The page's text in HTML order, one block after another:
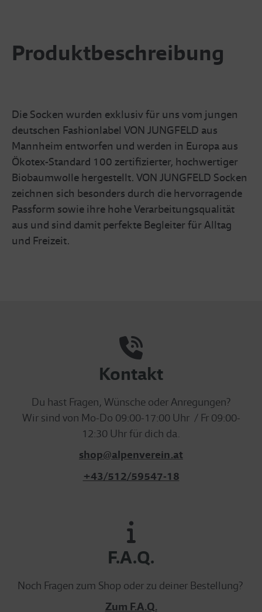
Produktbeschreibung
Die Socken wurden exklusiv für uns vom jungen
deutschen Fashionlabel VON JUNGFELD aus
Mannheim entworfen und werden in Europa aus
Ökotex-Standard 100 zertifizierter, hochwertiger
Biobaumwolle hergestellt. VON JUNGFELD Socken
zeichnen sich besonders durch die hervorragende
Passform sowie ihre hohe Verarbeitungsqualität
aus und sind damit perfekte Begleiter für Alltag
und Freizeit.
Kontakt
Du hast Fragen, Wünsche oder Anregungen?
Wir sind von Mo-Do 09:00-17:00 Uhr / Fr 09:00-
12:30 Uhr für dich da.
shop@alpenverein.at
+43/512/59547-18
F.A.Q.
Noch Fragen zum Shop oder zu deiner Bestellung?
Zum F.A.Q.